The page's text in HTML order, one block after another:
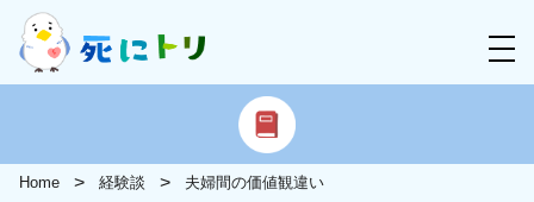
Home 経験談 夫婦間の価値観違い